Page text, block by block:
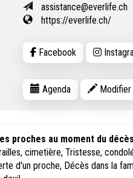
assistance@everlife.ch
https://everlife.ch/
Facebook
Agenda Modifier
proches au moment du décès
cimetière, Tristesse,
d'un proche, Décès dans la